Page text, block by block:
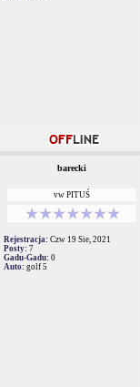
barecki
vw PITUŚ
Rejestracja: Czw 19 Sie, 2021
Posty: 7
Gadu-Gadu: 0
Auto: golf 5